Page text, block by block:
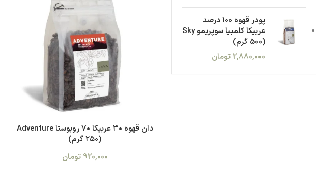
پودر قهوه ۱۰۰ درصد
عربیکا کلمبیا سوپریمو Sky
(500 گرم)
2,880,000 تومان
دان قهوه ۳۰ عربیکا ۷۰ روبوستا Adventure
(۲۵۰ گرم)
920,000 تومان